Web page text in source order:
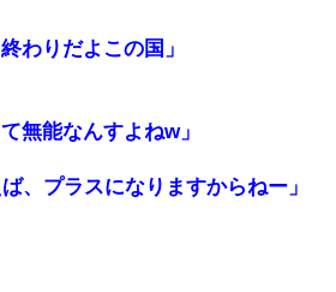
わりだよこの国」
無能なんすよねw」
、プラスになりますからねー」